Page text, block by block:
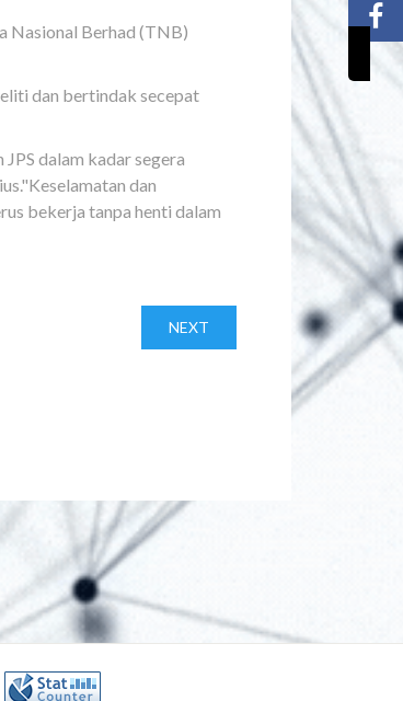
Nasional Berhad (TNB)
dan bertindak secepat
dalam kadar segera
dan
bekerja tanpa henti dalam
NEXT